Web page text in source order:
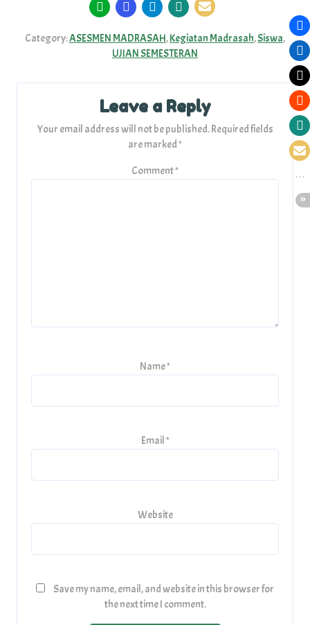
Category:ASESMEN MADRASAH,Kegiatan Madrasah,Siswa,
UJIAN SEMESTERAN
Leave a Reply
Your email address will not be published.Required fields
are marked *
Comment*
Name*
Email *
Website
Save my name, email, and website in this browser for
the next time I comment.